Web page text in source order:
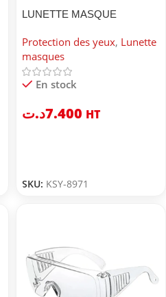
LUNETTE MASQUE
Protection des yeux, Lunette
masques
En stock
7.400د.ت HT
SKU: KSY-8971